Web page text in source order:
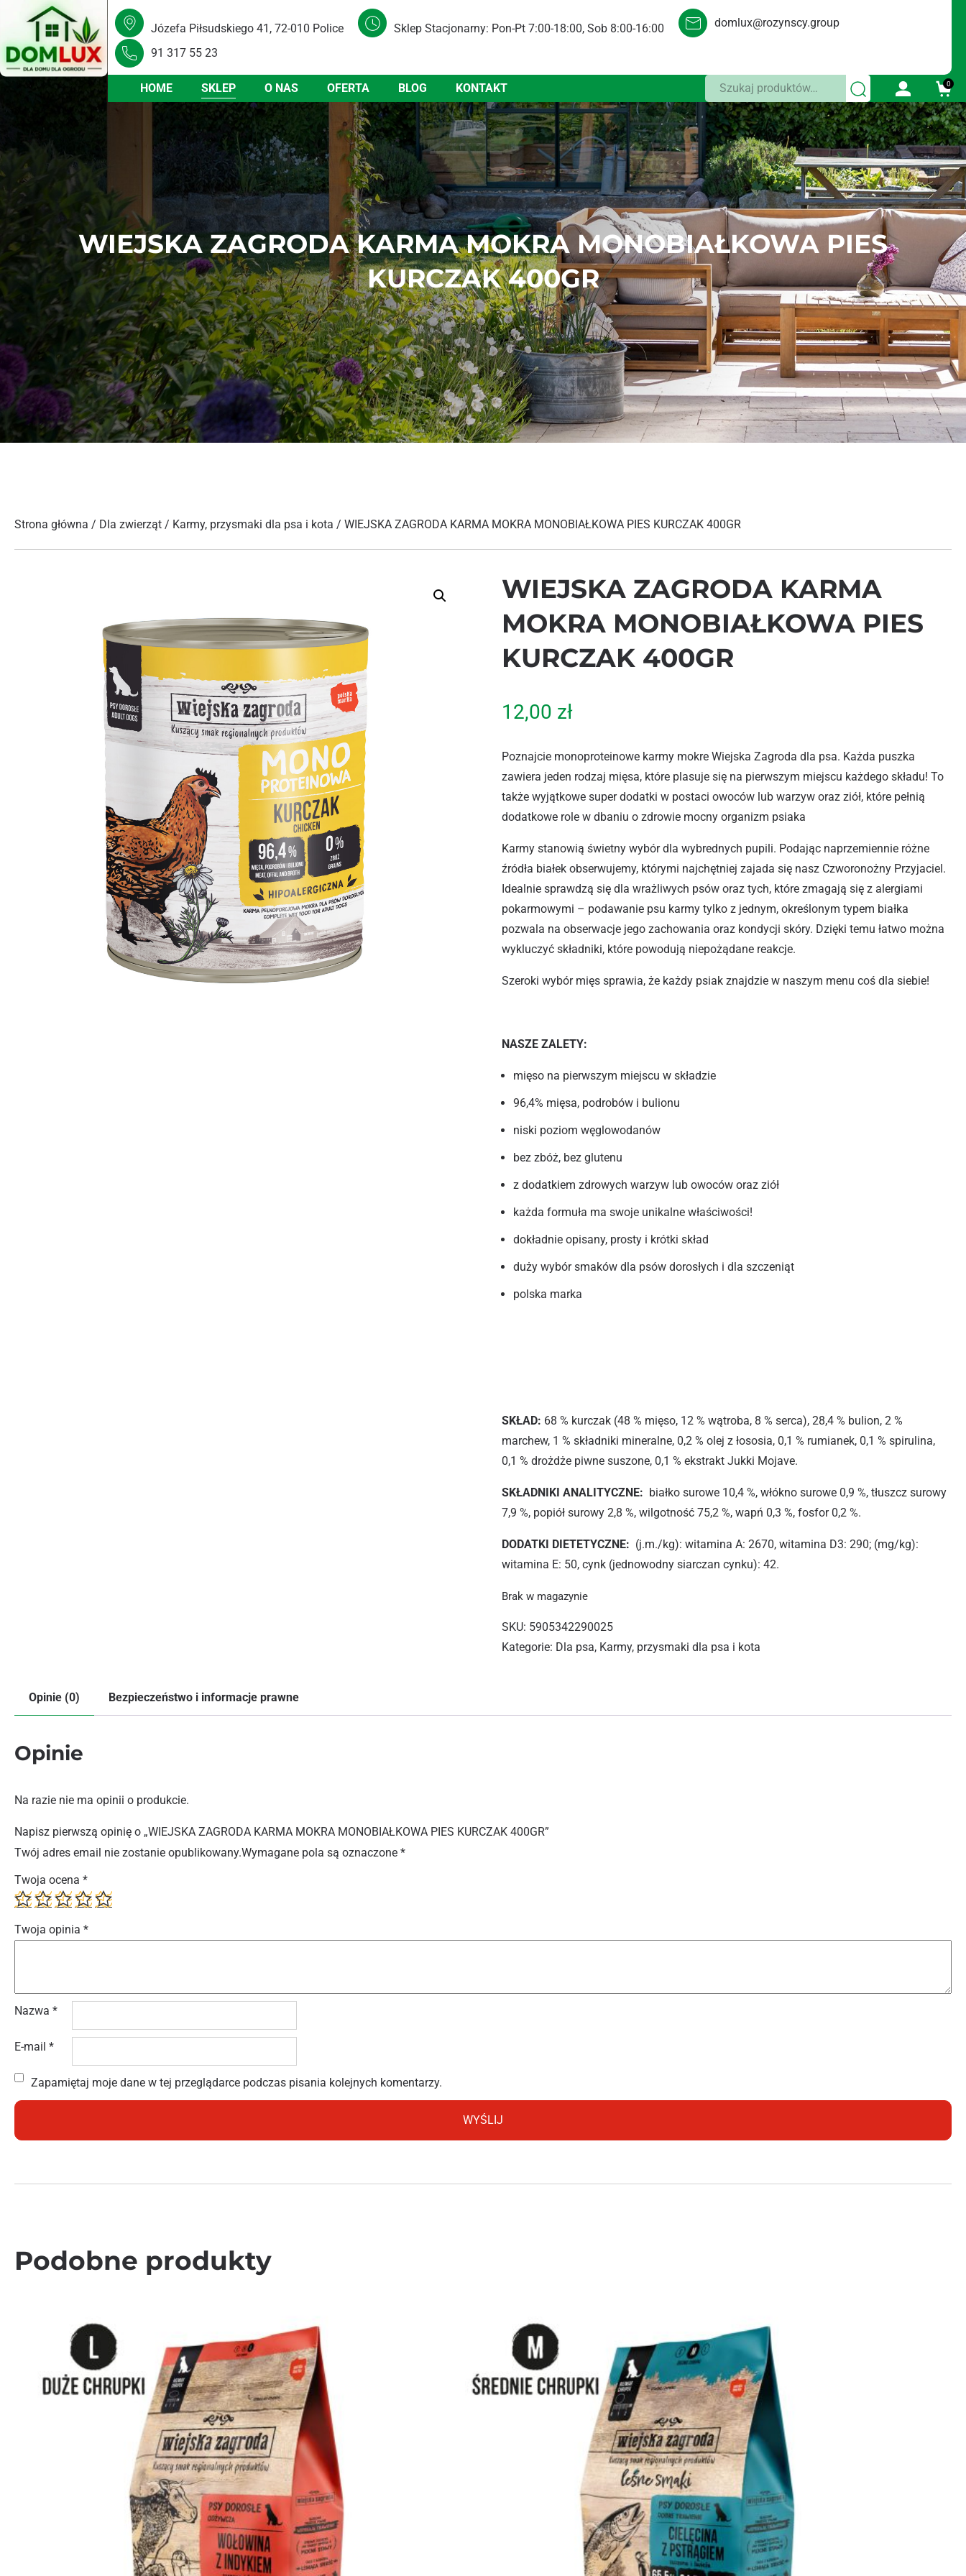
Józefa Piłsudskiego 41, 72-010 Police Sklep Stacjonarny: Pon-Pt 7:00-18:00, Sob 8:00-16:00 domlux@rozynscy.group
91 317 55 23
HOME SKLEP O NAS OFERTA BLOG KONTAKT Szukaj: 0
WIEJSKA ZAGRODA KARMA MOKRA MONOBIAŁKOWA PIES
KURCZAK 400GR
Strona główna / Dla zwierząt / Karmy, przysmaki dla psa i kota / WIEJSKA ZAGRODA KARMA MOKRA MONOBIAŁKOWA PIES KURCZAK 400GR
WIEJSKA ZAGRODA KARMA
MOKRA MONOBIAŁKOWA PIES
KURCZAK 400GR
12,00 zł
Poznajcie monoproteinowe karmy mokre Wiejska Zagroda dla psa. Każda puszka
zawiera jeden rodzaj mięsa, które plasuje się na pierwszym miejscu każdego składu! To
także wyjątkowe super dodatki w postaci owoców lub warzyw oraz ziół, które pełnią
dodatkowe role w dbaniu o zdrowie mocny organizm psiaka
Karmy stanowią świetny wybór dla wybrednych pupili. Podając naprzemiennie różne
źródła białek obserwujemy, którymi najchętniej zajada się nasz Czworonożny Przyjaciel.
Idealnie sprawdzą się dla wrażliwych psów oraz tych, które zmagają się z alergiami
pokarmowymi – podawanie psu karmy tylko z jednym, określonym typem białka
pozwala na obserwacje jego zachowania oraz kondycji skóry. Dzięki temu łatwo można
wykluczyć składniki, które powodują niepożądane reakcje.
Szeroki wybór mięs sprawia, że każdy psiak znajdzie w naszym menu coś dla siebie!
NASZE ZALETY:
mięso na pierwszym miejscu w składzie
96,4% mięsa, podrobów i bulionu
niski poziom węglowodanów
bez zbóż, bez glutenu
z dodatkiem zdrowych warzyw lub owoców oraz ziół
każda formuła ma swoje unikalne właściwości!
dokładnie opisany, prosty i krótki skład
duży wybór smaków dla psów dorosłych i dla szczeniąt
polska marka
SKŁAD: 68 % kurczak (48 % mięso, 12 % wątroba, 8 % serca), 28,4 % bulion, 2 %
marchew, 1 % składniki mineralne, 0,2 % olej z łososia, 0,1 % rumianek, 0,1 % spirulina,
0,1 % drożdże piwne suszone, 0,1 % ekstrakt Jukki Mojave.
SKŁADNIKI ANALITYCZNE: białko surowe 10,4 %, włókno surowe 0,9 %, tłuszcz surowy
7,9 %, popiół surowy 2,8 %, wilgotność 75,2 %, wapń 0,3 %, fosfor 0,2 %.
DODATKI DIETETYCZNE: (j.m./kg): witamina A: 2670, witamina D3: 290; (mg/kg):
witamina E: 50, cynk (jednowodny siarczan cynku): 42.
Brak w magazynie
SKU: 5905342290025
Kategorie: Dla psa, Karmy, przysmaki dla psa i kota
Opinie (0) Bezpieczeństwo i informacje prawne
Opinie
Na razie nie ma opinii o produkcie.
Napisz pierwszą opinię o „WIEJSKA ZAGRODA KARMA MOKRA MONOBIAŁKOWA PIES KURCZAK 400GR”
Twój adres email nie zostanie opublikowany.Wymagane pola są oznaczone *
Twoja ocena *
Twoja opinia *
Nazwa *
E-mail *
Zapamiętaj moje dane w tej przeglądarce podczas pisania kolejnych komentarzy.
Podobne produkty